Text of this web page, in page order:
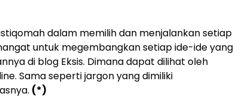
dalam memilih dan menjalankan setiap
untuk megembangkan setiap ide-ide yang
di blog Eksis. Dimana dapat dilihat oleh
Sama seperti jargon yang dimiliki
(*)